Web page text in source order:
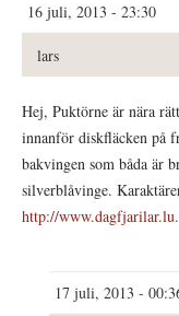
16 juli, 2013 - 23:30
lars
Hej, Puktörne är nära
innanför diskfläcken på
bakvingen som båda är
silverblåvinge.
http://
17 juli, 2013 -